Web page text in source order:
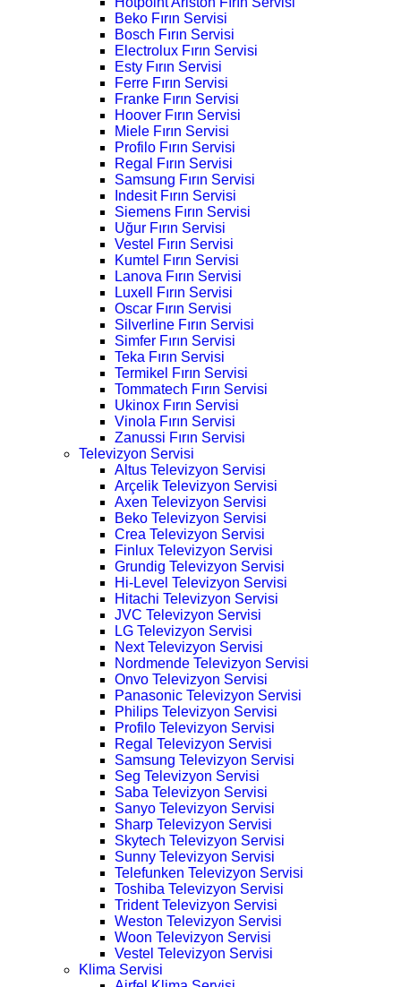
Beko Fırın Servisi
Bosch Fırın Servisi
Electrolux Fırın Servisi
Esty Fırın Servisi
Ferre Fırın Servisi
Franke Fırın Servisi
Hoover Fırın Servisi
Miele Fırın Servisi
Profilo Fırın Servisi
Regal Fırın Servisi
Samsung Fırın Servisi
Indesit Fırın Servisi
Siemens Fırın Servisi
Uğur Fırın Servisi
Vestel Fırın Servisi
Kumtel Fırın Servisi
Lanova Fırın Servisi
Luxell Fırın Servisi
Oscar Fırın Servisi
Silverline Fırın Servisi
Simfer Fırın Servisi
Teka Fırın Servisi
Termikel Fırın Servisi
Tommatech Fırın Servisi
Ukinox Fırın Servisi
Vinola Fırın Servisi
Zanussi Fırın Servisi
Televizyon Servisi
Altus Televizyon Servisi
Arçelik Televizyon Servisi
Axen Televizyon Servisi
Beko Televizyon Servisi
Crea Televizyon Servisi
Finlux Televizyon Servisi
Grundig Televizyon Servisi
Hi-Level Televizyon Servisi
Hitachi Televizyon Servisi
JVC Televizyon Servisi
LG Televizyon Servisi
Next Televizyon Servisi
Nordmende Televizyon Servisi
Onvo Televizyon Servisi
Panasonic Televizyon Servisi
Philips Televizyon Servisi
Profilo Televizyon Servisi
Regal Televizyon Servisi
Samsung Televizyon Servisi
Seg Televizyon Servisi
Saba Televizyon Servisi
Sanyo Televizyon Servisi
Sharp Televizyon Servisi
Skytech Televizyon Servisi
Sunny Televizyon Servisi
Telefunken Televizyon Servisi
Toshiba Televizyon Servisi
Trident Televizyon Servisi
Weston Televizyon Servisi
Woon Televizyon Servisi
Vestel Televizyon Servisi
Klima Servisi